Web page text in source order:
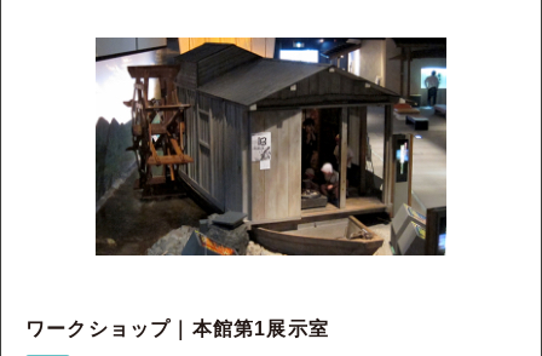
ワークショップ｜本館第1展示室